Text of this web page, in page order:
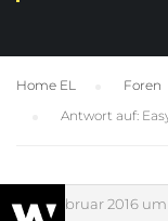
Home EL Foren
Antwort auf:
29. Februar 2016 um